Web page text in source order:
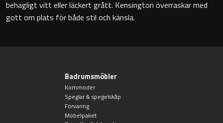
Bottenventiler
Golvstående toalettstol
Vägghängd toalettstol
behagligt vitt eller läckert grått. Kensington överraskar med
gott om plats för både stil och känsla.
Badrumsmöbler
Kommoder
Speglar & spegelskåp
Förvaring
Möbelpaket